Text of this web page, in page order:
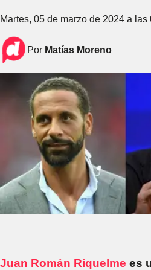
Martes, 05 de marzo de 2024 a las
Por Matías Moreno
Juan Román Riquelme es